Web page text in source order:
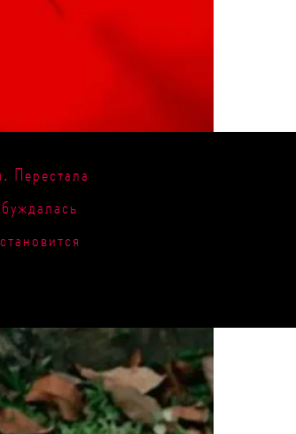
Перестала